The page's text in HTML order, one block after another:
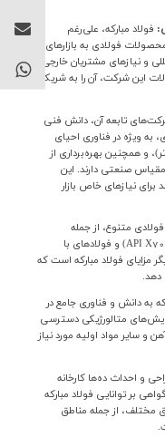
فولاد مبارکه، علی‌رغم
فولادی به بازارهای
و نیازهای مشتریان خارجی
این شرکت، آن را به شریکی
تابعه آن، دانش فنی
ویژه در فناوری احیای
و همچنین بهره‌برداری از
صنعتی دارند. این
نیازهای خاص بازار
متنوع، از جمله
و فولادهای با
مزایای فولاد مبارکه است که
دهد.
به دانش و فناوری جامع در
متالورژیکی دسترسی
و سایر مواد اولیه مورد نیاز
و احداث ده‌ها کارخانه
بر توانایی فولاد مبارکه
مختلف، از جمله مناطق
.